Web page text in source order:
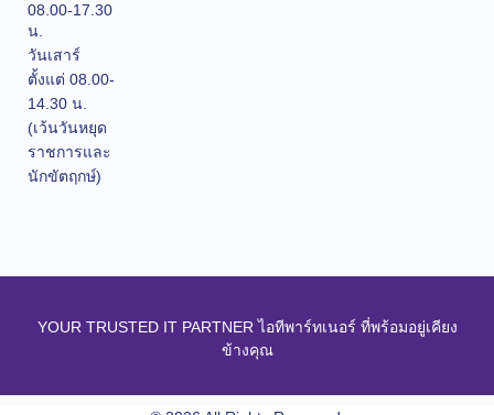
08.00-17.30
น.
วันเสาร์
ตั้งแต่ 08.00-
14.30 น.
(เว้นวันหยุด
ราชการและ
นักขัตฤกษ์)
YOUR TRUSTED IT PARTNER ไอทีพาร์ทเนอร์ ที่พร้อมอยู่เคียง
ข้างคุณ